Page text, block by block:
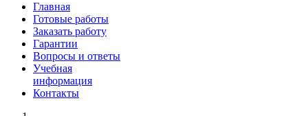
Главная
Готовые работы
Заказать работу
Гарантии
Вопросы и ответы
Учебная
информация
Контакты